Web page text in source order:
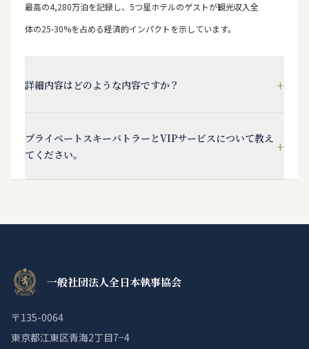
最高の4,280万泊を記録し、5つ星ホテルのゲストが観光収入全
体の25-30%を占める経済的インパクトを示しています。
詳細内容はどのような内容ですか？ +
プライベートスキーバトラーとVIPサービスについて教え
てください。
+
一般社団法人全日本執事協会
〒135-0064
東京都江東区青海2丁目7−4